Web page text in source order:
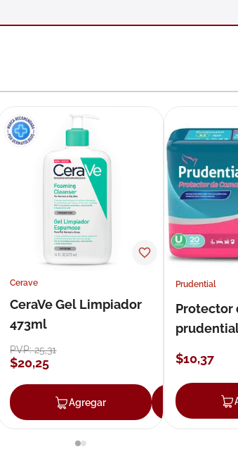
Agregar
Cerave
CeraVe Gel Limpiador
473ml
PVP:25,31
$20,25
Agregar
Prudential
Protector
$10,37